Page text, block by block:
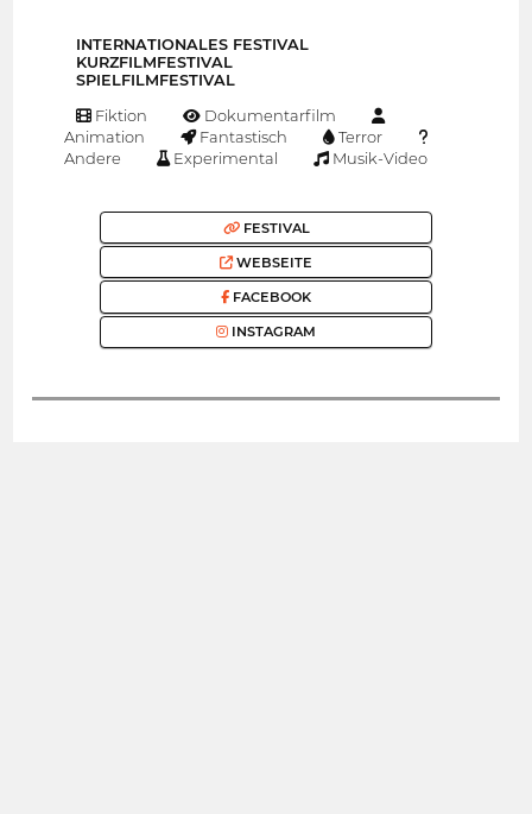
INTERNATIONALES FESTIVAL
KURZFILMFESTIVAL
SPIELFILMFESTIVAL
Fiktion
Dokumentarfilm
Animation
Fantastisch
Terror
Andere
Experimental Musik-Video
FESTIVAL
WEBSEITE
FACEBOOK
INSTAGRAM